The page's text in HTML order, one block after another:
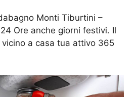
Monti Tiburtini –
Ore anche giorni festivi. Il
a casa tua attivo 365